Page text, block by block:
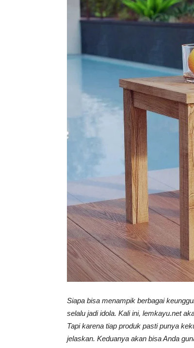
Siapa bisa menampik berbagai
selalu jadi idola. Kali ini, lemkayu.net
Tapi karena tiap produk pasti punya
jelaskan. Keduanya akan bisa Anda